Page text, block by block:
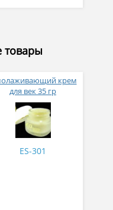
товары
крем
для век 35 гр
ES-301